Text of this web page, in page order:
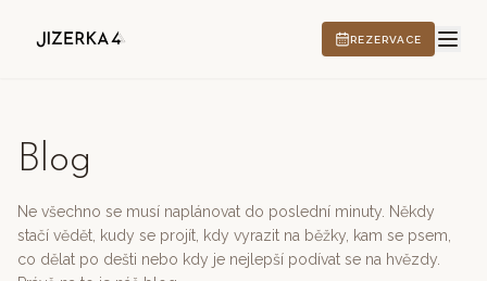
REZERVACE
Blog
Ne všechno se musí naplánovat do poslední minuty. Někdy
stačí vědět, kudy se projít, kdy vyrazit na běžky, kam se psem,
co dělat po dešti nebo kdy je nejlepší podívat se na hvězdy.